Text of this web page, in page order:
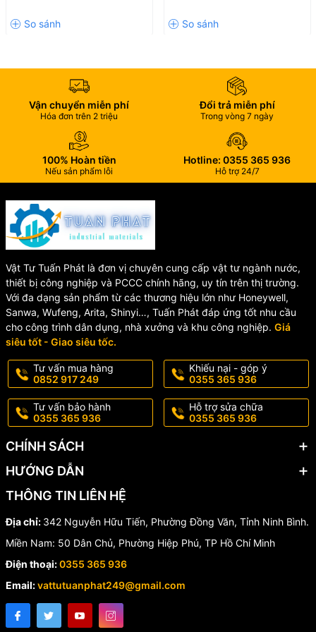
Rắc Co UPVC
Van 1 chiều UPVC SH14 / SH14-V được sử dụng rộng rãi trong:
Hệ thống cấp thoát nước
Hệ thống xử lý nước sạch, nước thải
Đường ống hóa chất nhẹ
Nhà máy sản xuất công nghiệp
Hệ thống tưới tiêu nông nghiệp
Vì sao nên chọn Van 1 Chiều
UPVC SH14 / SH14-V?
Sản phẩm được thiết kế tối ưu cho các hệ thống đường ống nhựa
với khả năng vận hành ổn định, tuổi thọ cao và chi phí đầu tư tiết
biệt là các hệ thống có yêu cầu chống ăn mòn và chống chảy
ngược hiệu quả.
Vận chuyển miễn phí
Hóa đơn trên 2 triệu
Đổi trả miễn phí
Trong vòng 7 ngày
100% Hoàn tiền
Nếu sản phẩm lỗi
Hotline: 0355 365 936
Hỗ trợ 24/7
Vật Tư Tuấn Phát là đơn vị chuyên cung cấp vật tư ngành nước,
thiết bị công nghiệp và PCCC chính hãng, uy tín trên thị trường.
Với đa dạng sản phẩm từ các thương hiệu lớn như Honeywell,
Sanwa, Wufeng, Arita, Shinyi…, Tuấn Phát đáp ứng tốt nhu cầu
cho công trình dân dụng, nhà xưởng và khu công nghiệp. Giá
siêu tốt - Giao siêu tốc.
Tư vấn mua hàng
0852 917 249
Khiếu nại - góp ý
0355 365 936
Tư vấn bảo hành
0355 365 936
Hỗ trợ sửa chữa
0355 365 936
CHÍNH SÁCH
HƯỚNG DẪN
THÔNG TIN LIÊN HỆ
Địa chỉ: 342 Nguyễn Hữu Tiến, Phường Đồng Văn, Tỉnh Ninh Bình.
Miền Nam: 50 Dân Chủ, Phường Hiệp Phú, TP Hồ Chí Minh
Điện thoại:0355 365 936
Email:vattutuanphat249@gmail.com